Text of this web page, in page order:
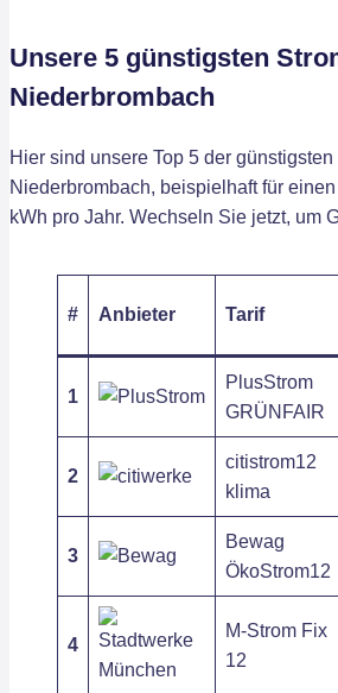
Unsere 5 günstigsten
Niederbrombach
Hier sind unsere Top 5 der
Niederbrombach, beispielhaft für
kWh pro Jahr. Wechseln Sie jetzt, um
# Anbieter Tarif
1
PlusStrom
GRÜNFAIR
2
citistrom12
klima
3
Bewag
ÖkoStrom12
4
M-Strom Fix
12